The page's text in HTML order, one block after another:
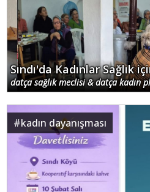
Sındı'da Kadınlar Sağlık
datça sağlık meclisi & datça kadın
#kadın dayanışması